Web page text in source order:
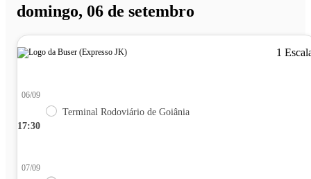
domingo, 06 de setembro
1
17:30
06/09
Terminal Rodoviário de Goiânia
07/09